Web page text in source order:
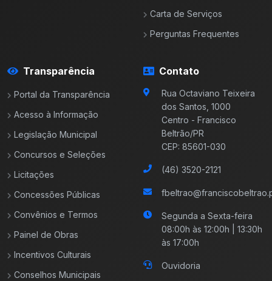
Carta de Serviços
Perguntas Frequentes
Transparência
Portal da Transparência
Acesso à Informação
Legislação Municipal
Concursos e Seleções
Licitações
Concessões Públicas
Convênios e Termos
Painel de Obras
Incentivos Culturais
Conselhos Municipais
Contato
Rua Octaviano Teixeira
dos Santos, 1000
Centro - Francisco
Beltrão/PR
CEP: 85601-030
(46) 3520-2121
Segunda a Sexta-feira
08:00h às 12:00h | 13:30h
às 17:00h
Ouvidoria